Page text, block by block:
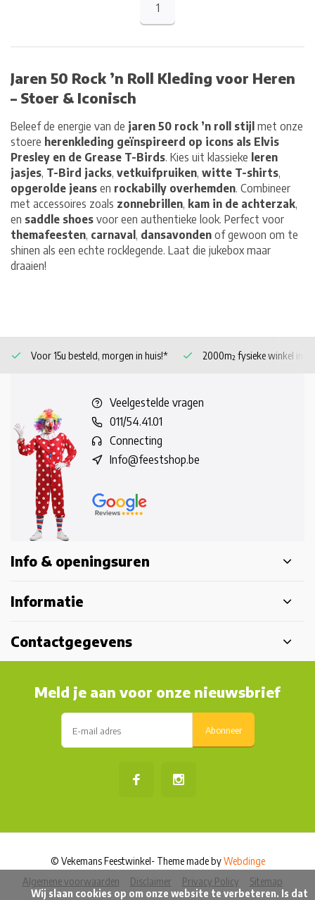
1
Jaren 50 Rock ’n Roll Kleding voor Heren
– Stoer & Iconisch
Beleef de energie van de jaren 50 rock ’n roll stijl met onze
stoere herenkleding geïnspireerd op icons als Elvis
Presley en de Grease T-Birds. Kies uit klassieke leren
jasjes, T-Bird jacks, vetkuifpruiken, witte T-shirts,
opgerolde jeans en rockabilly overhemden. Combineer
met accessoires zoals zonnebrillen, kam in de achterzak,
en saddle shoes voor een authentieke look. Perfect voor
themafeesten, carnaval , dansavonden of gewoon om te
shinen als een echte rocklegende. Laat die jukebox maar
draaien!
Voor 15u besteld, morgen in huis!* 2000m² fysieke winkel in
Veelgestelde vragen
011/54.41.01
Connecting
Info@feestshop.be
Info & openingsuren
Informatie
Contactgegevens
Meld je aan voor onze nieuwsbrief
Abonneer
Algemene voorwaarden Disclaimer Privacy Policy Sitemap
© Vekemans Feestwinkel- Theme made byWebdinge